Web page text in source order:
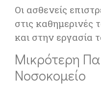
Οι ασθενείς
στις καθημερινές
και στην εργασία
Μικρότερη
Νοσοκομείο